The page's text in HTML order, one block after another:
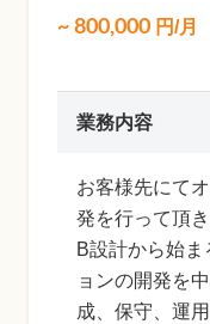
~ 800,000 円/月
業務内容
お客様先にて
発を行って頂
B設計から始
ョンの開発を
成、保守、運